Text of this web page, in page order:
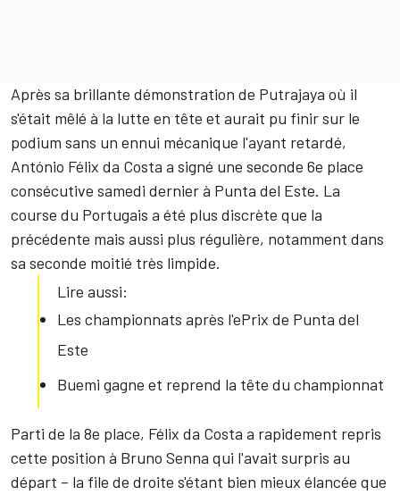
Après sa brillante démonstration de Putrajaya où il
s'était mêlé à la lutte en tête et aurait pu finir sur le
podium sans un ennui mécanique l'ayant retardé,
António Félix da Costa a signé une seconde 6e place
consécutive samedi dernier à Punta del Este. La
course du Portugais a été plus discrète que la
précédente mais aussi plus régulière, notamment dans
sa seconde moitié très limpide.
Lire aussi:
Les championnats après l'ePrix de Punta del
Este
Buemi gagne et reprend la tête du championnat
Parti de la 8e place, Félix da Costa a rapidement repris
cette position à Bruno Senna qui l'avait surpris au
départ – la file de droite s'étant bien mieux élancée que